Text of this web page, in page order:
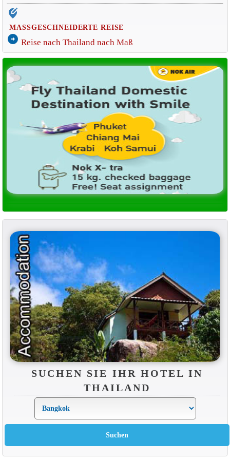
edit_location_alt
MASSGESCHNEIDERTE REISE
arrow_circle_right Reise nach Thailand nach Maß
SUCHEN SIE IHR HOTEL IN
THAILAND